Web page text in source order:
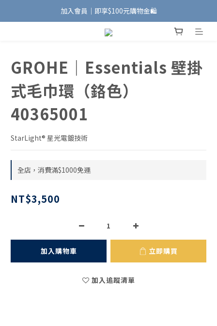
加入會員｜即享$100元購物金🛍️
加入會員｜即享$100元購物金🛍️
安裝維修服務｜Line ID @885wywfl
加入會員｜即享$100元購物金🛍️
GROHE｜Essentials 壁掛
式毛巾環（鉻色）
40365001
StarLight® 星光電鍍技術
全店，消費滿$1000免運
NT$3,500
加入購物車 立即購買
加入追蹤清單